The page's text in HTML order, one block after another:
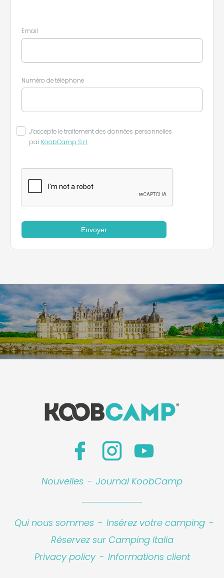
Email
Numéro de téléphone
J’accepte le traitement des données personnelles
par KoobCamp S.r.l
Envoyer
Nouvelles - Journal KoobCamp
Qui nous sommes - Insérez votre camping -
Réservez sur Camping Italia
Privacy policy - Informations client